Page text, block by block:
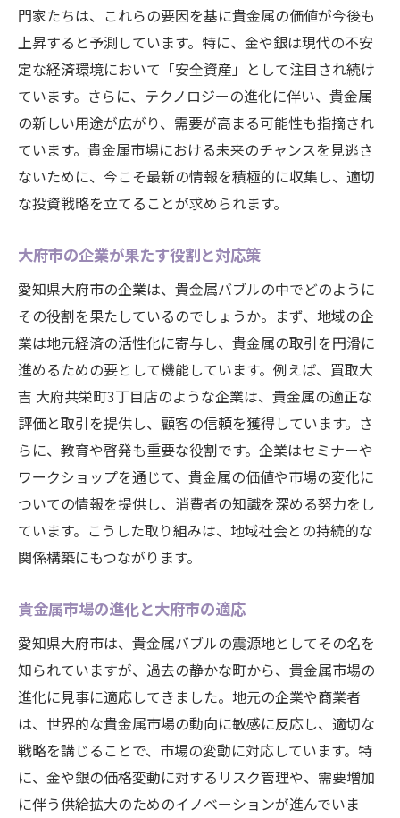
門家たちは、これらの要因を基に貴金属の価値が今後も
上昇すると予測しています。特に、金や銀は現代の不安
定な経済環境において「安全資産」として注目され続け
ています。さらに、テクノロジーの進化に伴い、貴金属
の新しい用途が広がり、需要が高まる可能性も指摘され
ています。貴金属市場における未来のチャンスを見逃さ
ないために、今こそ最新の情報を積極的に収集し、適切
な投資戦略を立てることが求められます。
大府市の企業が果たす役割と対応策
愛知県大府市の企業は、貴金属バブルの中でどのように
その役割を果たしているのでしょうか。まず、地域の企
業は地元経済の活性化に寄与し、貴金属の取引を円滑に
進めるための要として機能しています。例えば、買取大
吉 大府共栄町3丁目店のような企業は、貴金属の適正な
評価と取引を提供し、顧客の信頼を獲得しています。さ
らに、教育や啓発も重要な役割です。企業はセミナーや
ワークショップを通じて、貴金属の価値や市場の変化に
ついての情報を提供し、消費者の知識を深める努力をし
ています。こうした取り組みは、地域社会との持続的な
関係構築にもつながります。
貴金属市場の進化と大府市の適応
愛知県大府市は、貴金属バブルの震源地としてその名を
知られていますが、過去の静かな町から、貴金属市場の
進化に見事に適応してきました。地元の企業や商業者
は、世界的な貴金属市場の動向に敏感に反応し、適切な
戦略を講じることで、市場の変動に対応しています。特
に、金や銀の価格変動に対するリスク管理や、需要増加
に伴う供給拡大のためのイノベーションが進んでいま